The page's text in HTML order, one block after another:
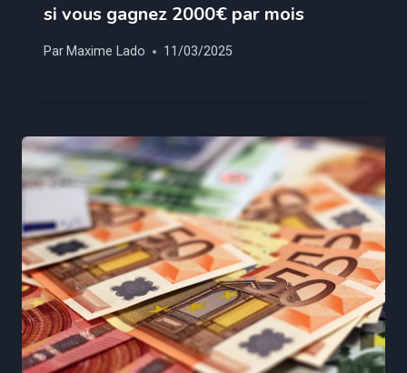
si vous gagnez 2000€ par mois
Par Maxime Lado 11/03/2025